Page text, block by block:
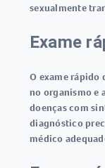
sexualmente
Exame
O exame rápido
no organismo e
doenças com
diagnóstico
médico